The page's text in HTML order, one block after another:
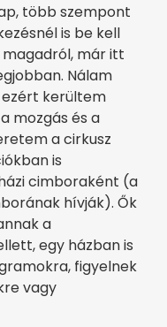
több szempont
is be kell
már itt
Nálam
ezért kerültem
mozgás és a
a cirkusz
is
cimboraként (a
hívják). Ők
a
egy házban is
figyelnek
vagy